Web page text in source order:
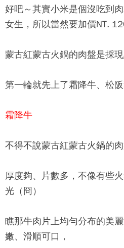
好吧～其實小米是個沒吃到
女生，所以當然要加價NT.
蒙古紅蒙古火鍋的肉盤是採
第一輪就先上了霜降牛、松阪
霜降牛
不得不說蒙古紅蒙古火鍋的
厚度夠、片數多，不像有些
光（冏）
瞧那牛肉片上均勻分布的美
嫩、滑順可口，